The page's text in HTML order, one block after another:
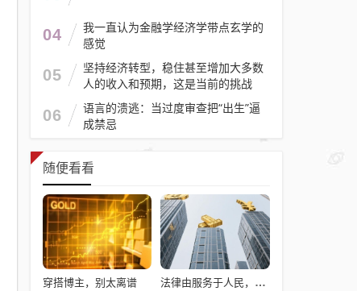
04
我一直认为金融学经济学带点玄学的
感觉
05
坚持经济转型，稳住甚至增加大多数
人的收入和预期，这是当前的挑战
06
语言的溃逃：当过度审查把“出生”逼
成禁忌
随便看看
穿搭博主，别太离谱 法律由服务于人民，变成了服务于法学届